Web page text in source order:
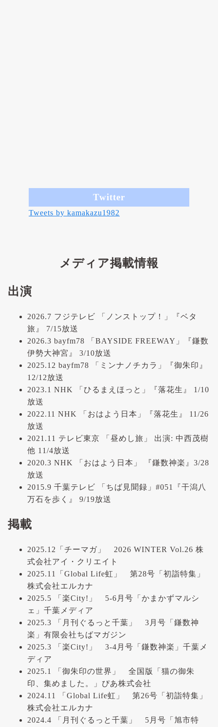
Twitter
Tweets by kamakazu1982
メディア掲載情報
出演
2026.7 フジテレビ 「ノンストップ！」『ベタ
旅』 7/15放送
2026.3 bayfm78 「BAYSIDE FREEWAY」『鎌数
伊勢大神宮』 3/10放送
2025.12 bayfm78 「ミンナノチカラ」『御朱印』
12/12放送
2023.1 NHK 「ひるまえほっと」『落花生』 1/10
放送
2022.11 NHK 「おはよう日本」『落花生』 11/26
放送
2021.11 テレビ東京 「昼めし旅」 出演: 中西茂樹
他 11/4放送
2020.3 NHK 「おはよう日本」 『鎌数神楽』3/28
放送
2015.9 千葉テレビ 「ちば見聞録」#051『干潟八
万石を歩く』 9/19放送
掲載
2025.12「チーマガ」 2026 WINTER Vol.26 株
式会社アイ・クリエイト
2025.11「Global Life虹」 第28号「初詣特集」
株式会社エルカナ
2025.5 「楽City!」 5-6月号「かまかずマルシ
ェ」千葉メディア
2025.3 「月刊ぐるっと千葉」 3月号「鎌数神
楽」有限会社ちばマガジン
2025.3 「楽City!」 3-4月号「鎌数神楽」千葉メ
ディア
2025.1 「御朱印の世界」 全国版「猫の御朱
印、集めました。」ぴあ株式会社
2024.11 「Global Life虹」 第26号「初詣特集」
株式会社エルカナ
2024.4 「月刊ぐるっと千葉」 5月号「旭市特